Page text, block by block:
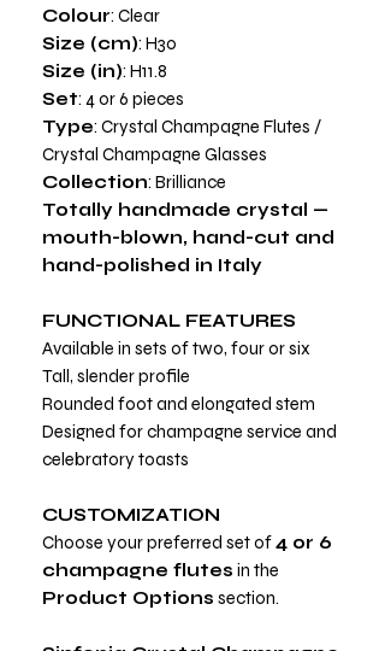
Colour: Clear
Size (cm): H30
Size (in): H11.8
Set: 4 or 6 pieces
Type: Crystal Champagne Flutes /
Crystal Champagne Glasses
Collection: Brilliance
Totally handmade crystal —
mouth-blown, hand-cut and
hand-polished in Italy
FUNCTIONAL FEATURES
Available in sets of two, four or six
Tall, slender profile
Rounded foot and elongated stem
Designed for champagne service and
celebratory toasts
CUSTOMIZATION
Choose your preferred set of4 or 6
champagne flutes in the
Product Options section.